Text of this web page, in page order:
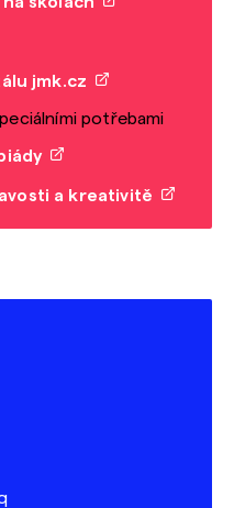
jmk.cz
potřebami
a kreativitě